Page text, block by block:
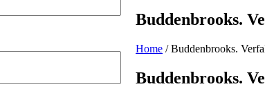
Buddenbrooks.
Home /Buddenbrooks.
Buddenbrooks.